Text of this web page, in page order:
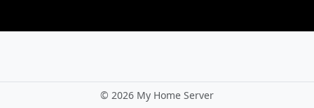
© 2026 My Home Server